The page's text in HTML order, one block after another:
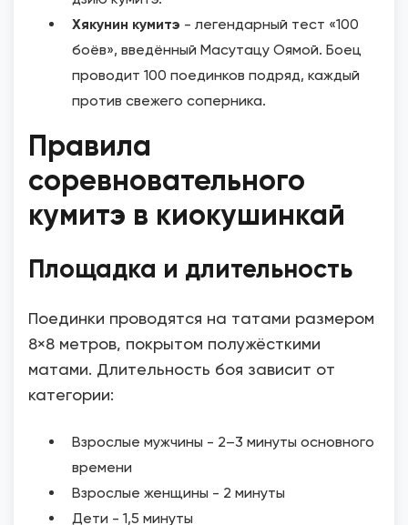
Хякунин кумитэ - легендарный тест «100
боёв», введённый Масутацу Оямой. Боец
проводит 100 поединков подряд, каждый
против свежего соперника.
Правила
соревновательного
кумитэ в киокушинкай
Площадка и длительность
Поединки проводятся на татами размером
8×8 метров, покрытом полужёсткими
матами. Длительность боя зависит от
категории:
Взрослые мужчины - 2–3 минуты основного
времени
Взрослые женщины - 2 минуты
Дети - 1,5 минуты